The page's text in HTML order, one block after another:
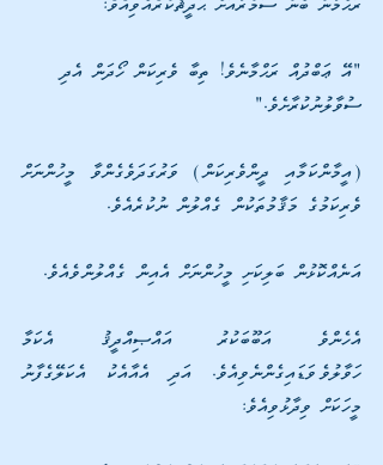
"އޭ ޢަބްދުއް ރަޙްމާނެވެ! ތިބާ ވެރިކަން ހޯދަން އެދި
ސުވާލުނުކުރާށެވެ."
(އީމާންކަމާއި ދީންވެރިކަން) ވަރުގަދަވެގެންވާ މީހުންނަށް
ވެރިކަމުގެ މަޤާމުތަކުން ގެއްލުން ނުކުރެއެވެ.
އަނެއްކޮޅުން ބަލިކަށި މީހުންނަށް އެއިން ގެއްލުންވެއެވެ.
ހަވާލުވެވަޑައިގެންނެވިއެވެ. އަދި އެއާއެކު އެކަލޭގެފާނު
މީހަކަށް ވިދާޅުވިއެވެ: